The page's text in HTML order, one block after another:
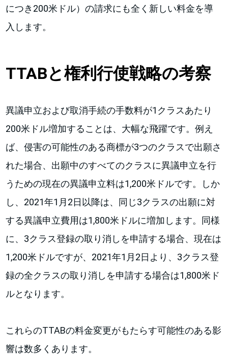
につき200米ドル）の請求にも全く新しい料金を導
入します。
TTABと権利行使戦略の考察
異議申立および取消手続の手数料が1クラスあたり
200米ドル増加することは、大幅な飛躍です。例え
ば、侵害の可能性のある商標が3つのクラスで出願さ
れた場合、出願中のすべてのクラスに異議申立を行
うための現在の異議申立料は1,200米ドルです。しか
し、2021年1月2日以降は、同じ3クラスの出願に対
する異議申立費用は1,800米ドルに増加します。同様
に、3クラス登録の取り消しを申請する場合、現在は
1,200米ドルですが、2021年1月2日より、3クラス登
録の全クラスの取り消しを申請する場合は1,800米ド
ルとなります。
これらのTTABの料金変更がもたらす可能性のある影
響は数多くあります。